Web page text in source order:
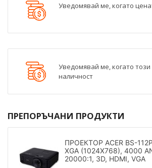
Уведомявай ме, когато
Уведомявай ме, когато този
наличност
ПРЕПОРЪЧАНИ ПРОДУКТИ
ПРОЕКТОР ACER BS-
XGA (1024X768), 4000
20000:1, 3D, HDMI, VGA